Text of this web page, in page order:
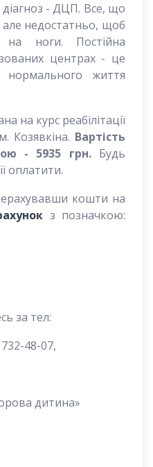
діагноз - ДЦП. Все, що
недостатньо, щоб
на ноги. Постійна
центрах - це
життя
на курс реабілітації
Козявкіна. Вартість
ою - 5935 грн.Будь
оплатити.
кошти на
з позначкою:
за тел:
48-07,
дитина»